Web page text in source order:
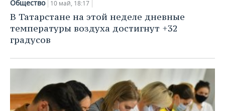
Общество 10 май, 18:17
В Татарстане на этой неделе дневные
температуры воздуха достигнут +32
градусов